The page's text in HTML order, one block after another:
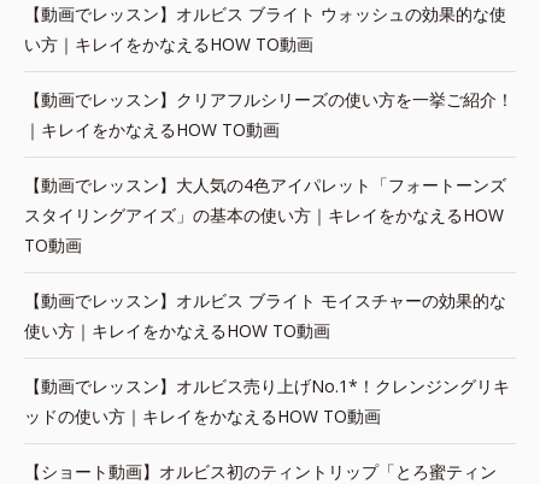
【動画でレッスン】オルビス ブライト ウォッシュの効果的な使
い方｜キレイをかなえるHOW TO動画
【動画でレッスン】クリアフルシリーズの使い方を一挙ご紹介！
｜キレイをかなえるHOW TO動画
【動画でレッスン】大人気の4色アイパレット「フォートーンズ
スタイリングアイズ」の基本の使い方｜キレイをかなえるHOW
TO動画
【動画でレッスン】オルビス ブライト モイスチャーの効果的な
使い方｜キレイをかなえるHOW TO動画
【動画でレッスン】オルビス売り上げNo.1*！クレンジングリキ
ッドの使い方｜キレイをかなえるHOW TO動画
【ショート動画】オルビス初のティントリップ「とろ蜜ティン